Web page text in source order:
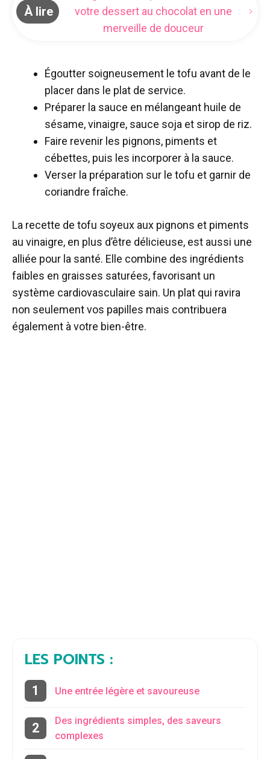
À lire
votre dessert au chocolat en une
merveille de douceur
Égoutter soigneusement le tofu avant de le
placer dans le plat de service.
Préparer la sauce en mélangeant huile de
sésame, vinaigre, sauce soja et sirop de riz.
Faire revenir les pignons, piments et
cébettes, puis les incorporer à la sauce.
Verser la préparation sur le tofu et garnir de
coriandre fraîche.
La recette de tofu soyeux aux pignons et piments
au vinaigre, en plus d’être délicieuse, est aussi une
alliée pour la santé. Elle combine des ingrédients
faibles en graisses saturées, favorisant un
système cardiovasculaire sain. Un plat qui ravira
non seulement vos papilles mais contribuera
également à votre bien-être.
LES POINTS :
Une entrée légère et savoureuse
Des ingrédients simples, des saveurs
complexes